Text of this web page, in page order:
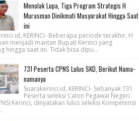
Menolak Lupa, Tiga Program Strategis H
Murasman Dinikmati Masyarakat Hingga Saat
ini
KERINCI- Beberapa periode terakhir, H
menjadi mantan Bupati Kerinci yang
hingga saat ini. Tidak bisa dipu...
731 Peserta CPNS Lulus SKD, Berikut Nama-
namanya
Suarakerinci.id, KERINCI- Sebanyak 731
Peserta seleksi Calon Pegawai Negeri
Kerinci, dinyatakan lulus seleksi Kompetensi